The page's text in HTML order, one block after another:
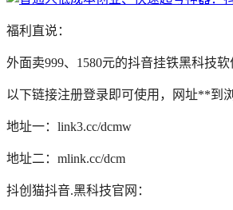
福利直说：
外面卖999、1580元的抖音挂铁黑科技
以下链接注册登录即可使用，网址**到
地址一：link3.cc/dcmw
地址二：mlink.cc/dcm
抖创猫抖音.黑科技官网：